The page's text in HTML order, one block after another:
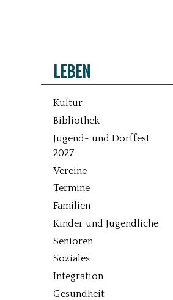
LEBEN
Kultur
Bibliothek
Jugend- und Dorffest
2027
Vereine
Termine
Familien
Kinder und Jugendliche
Senioren
Soziales
Integration
Gesundheit